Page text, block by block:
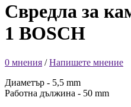
Свредла за
1 BOSCH
0 мнения /Напишете мнение
Диаметър - 5,5 mm
Работна дължина - 50 mm